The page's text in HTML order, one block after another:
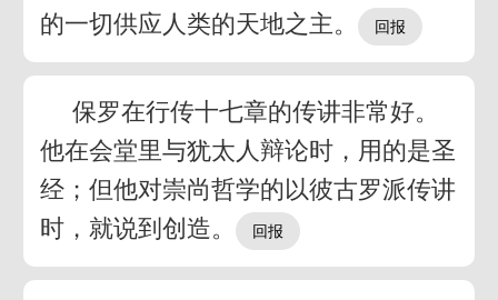
的一切供应人类的天地之主。
保罗在行传十七章的传讲非常好。
他在会堂里与犹太人辩论时，用的是圣
经；但他对崇尚哲学的以彼古罗派传讲
时，就说到创造。